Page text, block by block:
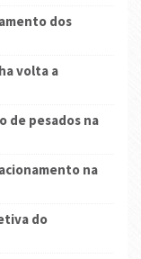
dos
volta a
de pesados na
na
do